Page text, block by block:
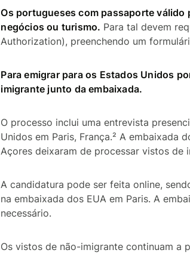
Os portugueses com passaporte
negócios ou turismo. Para tal devem
Authorization), preenchendo um
Para emigrar para os Estados Unidos
imigrante junto da embaixada.
O processo inclui uma entrevista
Unidos em Paris, França.² A embaixada
Açores deixaram de processar vistos de
A candidatura pode ser feita online,
na embaixada dos EUA em Paris. A
necessário.
Os vistos de não-imigrante continuam a